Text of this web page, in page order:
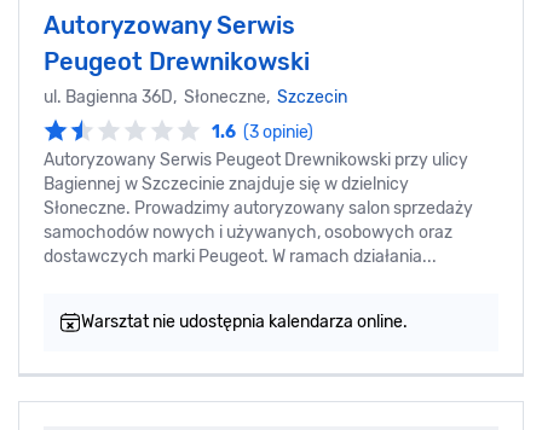
Autoryzowany Serwis
Peugeot Drewnikowski
ul. Bagienna 36D, Słoneczne, Szczecin
1.6 (3 opinie)
Autoryzowany Serwis Peugeot Drewnikowski przy ulicy
Bagiennej w Szczecinie znajduje się w dzielnicy
Słoneczne. Prowadzimy autoryzowany salon sprzedaży
samochodów nowych i używanych, osobowych oraz
dostawczych marki Peugeot. W ramach działania...
Warsztat nie udostępnia kalendarza online.